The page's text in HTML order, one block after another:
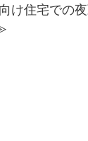
け住宅での